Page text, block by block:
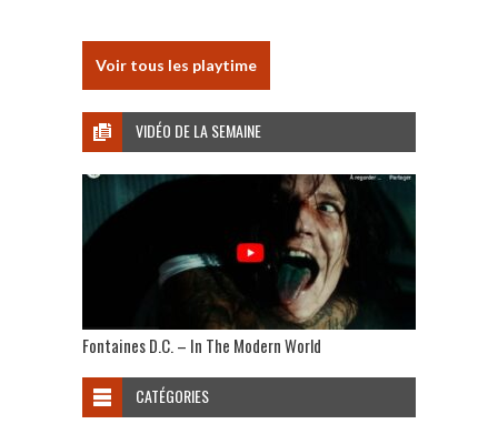
Voir tous les playtime
VIDÉO DE LA SEMAINE
Fontaines D.C. – In The Modern World
CATÉGORIES